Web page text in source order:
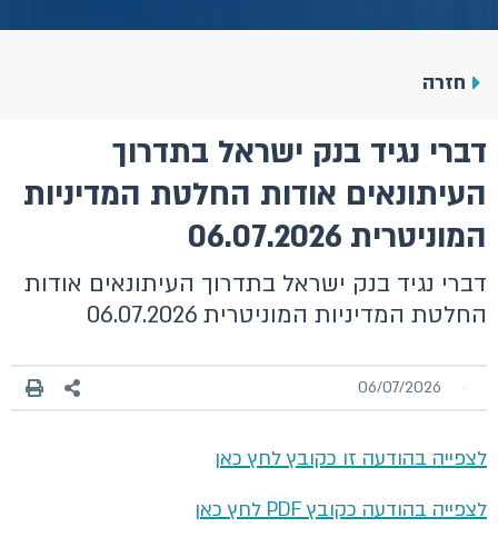
חזרה
דברי נגיד בנק ישראל בתדרוך
העיתונאים אודות החלטת המדיניות
המוניטרית 06.07.2026
דברי נגיד בנק ישראל בתדרוך העיתונאים אודות
החלטת המדיניות המוניטרית 06.07.2026
06/07/2026
לצפייה בהודעה זו כקובץ לחץ כאן
לצפייה בהודעה כקובץ PDF לחץ כאן